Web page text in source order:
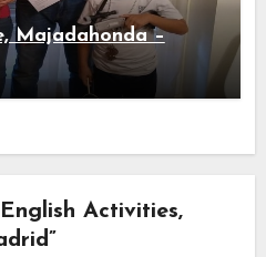
Majadahonda –
Activities,